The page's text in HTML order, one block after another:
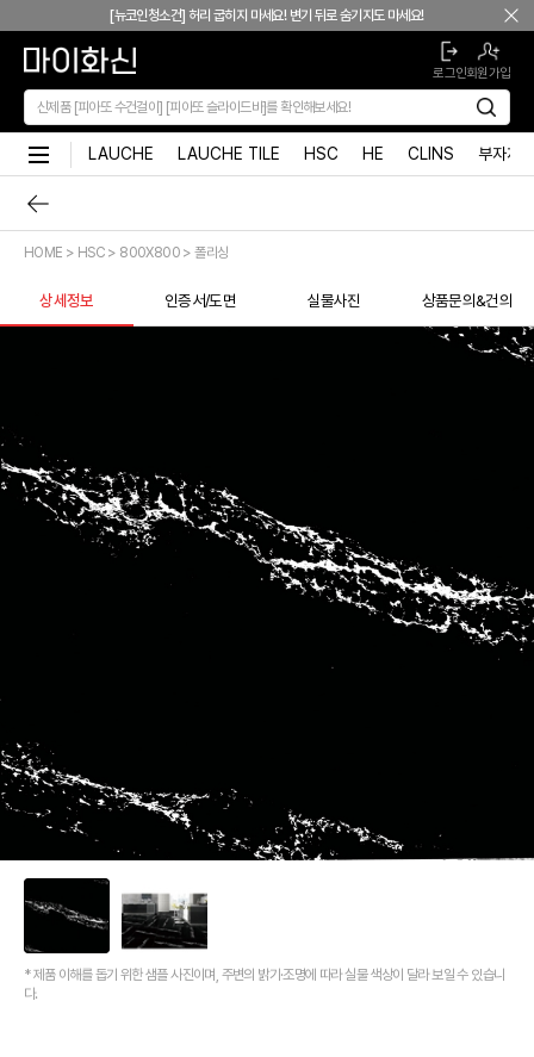
본문 바로가기[뉴코인청소건] 허리 굽히지 마세요! 변기 뒤로 숨기지도 마세요!
[뉴코인슬라이드바] 존재감을 확! 숨기는 350mm의 미니멀리즘
[모노플러스] 시공후에 알게되는 만족감! 프레임리스 휴지걸이
[신상품] 숨겨진 접합선 (Seamless) '피아또 수건걸이'
[신상품] 더욱 완벽해진 '뉴피오'
[뉴코인] 라운드(●) 수전핸들을 편하게 컨트롤할 수 있다고??
[뉴코인청소건] 허리 굽히지 마세요! 변기 뒤로 숨기지도 마세요!
[뉴코인슬라이드바] 존재감을 확! 숨기는 350mm의 미니멀리즘
[뉴피오] '아래로' 향하는 넓은 폭포수
[신상품] 더욱 완벽해진 '뉴피오'
[뉴코인] 라운드(●) 수전핸들을 편하게 컨트롤할 수 있다고??
[뉴코인청소건] 허리 굽히지 마세요! 변기 뒤로 숨기지도 마세요!
[뉴코인슬라이드바] 존재감을 확! 숨기는 350mm의 미니멀리즘
[신상품] 숨겨진 접합선 (Seamless) '피아또 수건걸이'
[신상품] 더욱 완벽해진 '뉴피오'
[뉴코인] 라운드(●) 수전핸들을 편하게 컨트롤할 수 있다고??
[뉴코인청소건] 허리 굽히지 마세요! 변기 뒤로 숨기지도 마세요!
[뉴코인슬라이드바] 존재감을 확! 숨기는 350mm의 미니멀리즘
[모노플러스] 시공후에 알게되는 만족감! 프레임리스 휴지걸이
[신상품] 숨겨진 접합선 (Seamless) '피아또 수건걸이'
[신상품] 300mm 미니멀 스퀘어 '피아또 슬라이드바'
로그인회원가입
LAUCHE LAUCHE TILE HSC HE CLINS 부자재
HOME > HSC > 800X800 > 폴리싱
상세정보 인증서/도면 실물사진 상품문의&건의
* 제품 이해를 돕기 위한 샘플 사진이며, 주변의 밝기·조명에 따라 실물 색상이 달라 보일 수 있습니
다.